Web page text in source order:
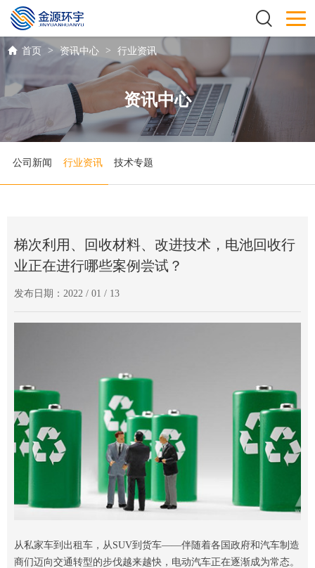
资讯中心
首页 > 资讯中心 > 行业资讯
公司新闻 行业资讯 技术专题
梯次利用、回收材料、改进技术，电池回收行
业正在进行哪些案例尝试？
发布日期：2022 / 01 / 13
从私家车到出租车，从SUV到货车——伴随着各国政府和汽车制造
商们迈向交通转型的步伐越来越快，电动汽车正在逐渐成为常态。